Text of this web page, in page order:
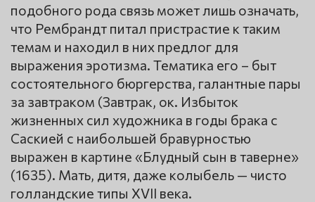
подобного рода связь может лишь означать,
что Рембрандт питал пристрастие к таким
темам и находил в них предлог для
выражения эротизма. Тематика его – быт
состоятельного бюргерства, галантные пары
за завтраком (Завтрак, ок. Избыток
жизненных сил художника в годы брака с
Саскией с наибольшей бравурностью
выражен в картине «Блудный сын в таверне»
(1635). Мать, дитя, даже колыбель — чисто
голландские типы XVII века.